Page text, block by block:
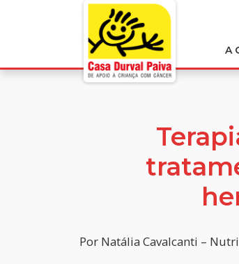
A
Por Natália Cavalcanti –